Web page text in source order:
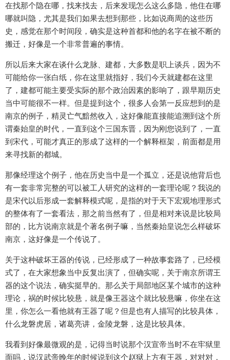
在找那个隐在哪，找来找去，后来发现怎么这么多隐，他住在哪
哪就叫隐，尤其是我们如果去想到那些，比如说商周的这些历
史，感觉在那个时间段，确实是这种首都和他的名字在被不断的
搬迁，好像是一个非常普遍的事情。
所以后来大家在谈什么龙脉、建都，大多数是职上谈兵，因为不
可能给你一张白纸，你在这里就指好，我们今天就建都在这里
了，建都可能主要受实际的那个政治因素的影响了，跟早期历史
当中可能很不一样。但是提到这个，很多人会第一反应想到的是
南京的例子，精灵亡气黯然收入，这好像能直接能追溯到这个所
谓秦始皇的时代，一直到这个三国东晋，因为刚您说到了，一直
到宋代，可能才真正的形成了这样的一个解释框架，前面都是用
来寻找新的都城。
那像经理这个例子，他在历史当中是一个孤立，还是说他背后也
有一套非常完整的可以被工人研究的这样的一套理论呢？我说的
是宋代以后形成一套解释模式呢，是指的对于天下宏观地理形式
的整体有了一套看法，那之前当然有了，但是相对来说是比较局
部的，比方说南京就是个著名例子嘛，当然秦始皇说怎么样破坏
南京，这好像是一个传说了。
关于这种破坏王器的传说，已经形成了一种故事套路了，已经模
式了，在大家想象当中反复出演了，但确实呢，关于南京所谓王
器的这个说法，确实挺早的。那么关于局部地区某个城市的这种
理论，祸的时候比较悬，就是像王器这个就比较悬嘛，你坐在这
里，你怎么一看他就有王器了呢？但是也有人描写的比较具体，
什么龙磐虎居，诸葛亮讲，金陵龙磐，这是比较具体。
我看到好像最微观的是，记得当时说那个汉宣帝当时不在牢狱里
面吗，说汉武帝晚年的时候说到这个赵狱上方有王器，对对对，